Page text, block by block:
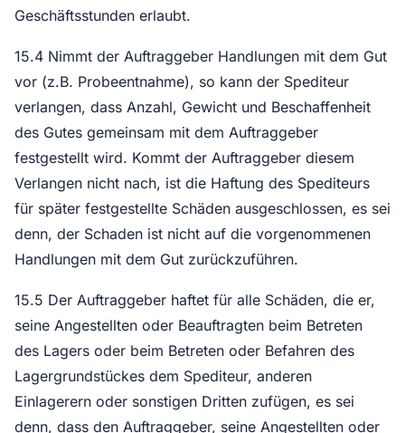
Geschäftsstunden erlaubt.
15.4 Nimmt der Auftraggeber Handlungen mit dem Gut
vor (z.B. Probeentnahme), so kann der Spediteur
verlangen, dass Anzahl, Gewicht und Beschaffenheit
des Gutes gemeinsam mit dem Auftraggeber
festgestellt wird. Kommt der Auftraggeber diesem
Verlangen nicht nach, ist die Haftung des Spediteurs
für später festgestellte Schäden ausgeschlossen, es sei
denn, der Schaden ist nicht auf die vorgenommenen
Handlungen mit dem Gut zurückzuführen.
15.5 Der Auftraggeber haftet für alle Schäden, die er,
seine Angestellten oder Beauftragten beim Betreten
des Lagers oder beim Betreten oder Befahren des
Lagergrundstückes dem Spediteur, anderen
Einlagerern oder sonstigen Dritten zufügen, es sei
denn, dass den Auftraggeber, seine Angestellten oder